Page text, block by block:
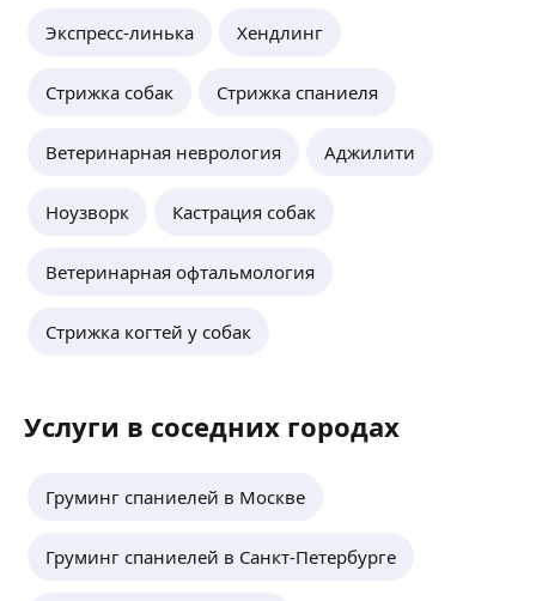
Экспресс-линька Хендлинг
Стрижка собак Стрижка спаниеля
Ветеринарная неврология Аджилити
Ноузворк Кастрация собак
Ветеринарная офтальмология
Стрижка когтей у собак
Услуги в соседних городах
Груминг спаниелей в Москве
Груминг спаниелей в Санкт-Петербурге